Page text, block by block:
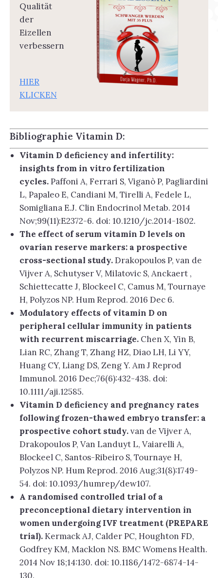
Qualität
der
Eizellen
verbessern
HIER
KLICKEN
Bibliographie Vitamin D:
Vitamin D deficiency and infertility:
insights from in vitro fertilization
cycles.Paffoni A, Ferrari S, Viganò P, Pagliardini
L, Papaleo E, Candiani M, Tirelli A, Fedele L,
Somigliana E.J. Clin Endocrinol Metab. 2014
Nov;99(11):E2372-6. doi: 10.1210/jc.2014-1802.
The effect of serum vitamin D levels on
ovarian reserve markers: a prospective
cross-sectional study.Drakopoulos P, van de
Vijver A, Schutyser V, Milatovic S, Anckaert ,
Schiettecatte J, Blockeel C, Camus M, Tournaye
H, Polyzos NP. Hum Reprod. 2016 Dec 6.
Modulatory effects of vitamin D on
peripheral cellular immunity in patients
with recurrent miscarriage. Chen X, Yin B,
Lian RC, Zhang T, Zhang HZ, Diao LH, Li YY,
Huang CY, Liang DS, Zeng Y. Am J Reprod
Immunol. 2016 Dec;76(6):432-438. doi:
10.1111/aji.12585.
Vitamin D deficiency and pregnancy rates
following frozen-thawed embryo transfer: a
prospective cohort study.van de Vijver A,
Drakopoulos P, Van Landuyt L, Vaiarelli A,
Blockeel C, Santos-Ribeiro S, Tournaye H,
Polyzos NP. Hum Reprod. 2016 Aug;31(8):1749-
54. doi: 10.1093/humrep/dew107.
A randomised controlled trial of a
preconceptional dietary intervention in
women undergoing IVF treatment (PREPARE
trial).Kermack AJ, Calder PC, Houghton FD,
Godfrey KM, Macklon NS. BMC Womens Health.
2014 Nov 18;14:130. doi: 10.1186/1472-6874-14-
130.